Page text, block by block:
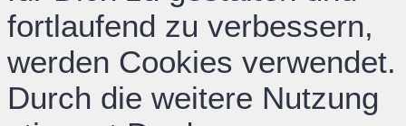
fortlaufend zu verbessern,
werden Cookies verwendet.
Durch die weitere Nutzung